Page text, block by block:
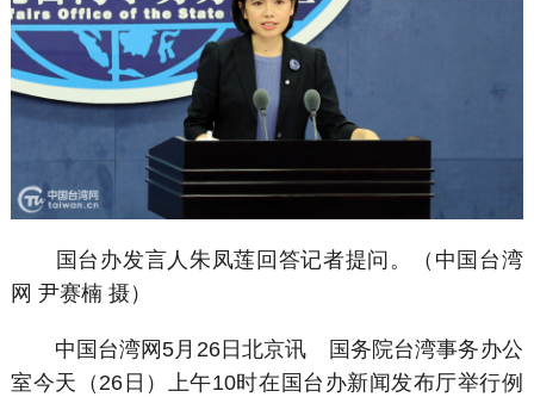
国台办发言人朱凤莲回答记者提问。（中国台湾
网 尹赛楠 摄）
中国台湾网5月26日北京讯 国务院台湾事务办公
室今天（26日）上午10时在国台办新闻发布厅举行例